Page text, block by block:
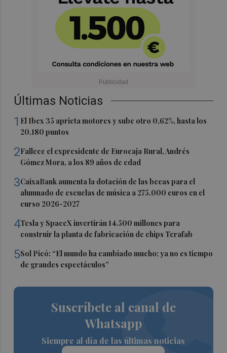
Últimas Noticias
1 El Ibex 35 aprieta motores y sube otro 0,62%, hasta los
20.180 puntos
2Fallece el expresidente de Eurocaja Rural, Andrés
Gómez Mora, a los 89 años de edad
3CaixaBank aumenta la dotación de las becas para el
alumnado de escuelas de música a 275.000 euros en el
curso 2026-2027
4Tesla y SpaceX invertirán 14.500 millones para
construir la planta de fabricación de chips Terafab
5Sol Picó: “El mundo ha cambiado mucho; ya no es tiempo
de grandes espectáculos”
Suscríbete al canal de
Whatsapp
Siempre al día de las últimas noticias